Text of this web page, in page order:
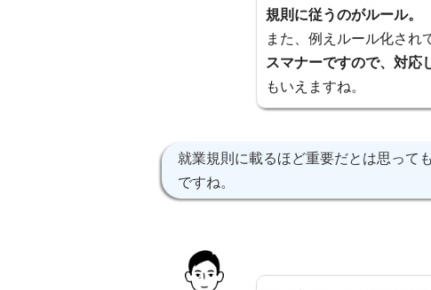
規則に従うのがルール。
また、例えルール化され
スマナーですので、対応
もいえますね。
就業規則に載るほど重要だとは思って
ですね。